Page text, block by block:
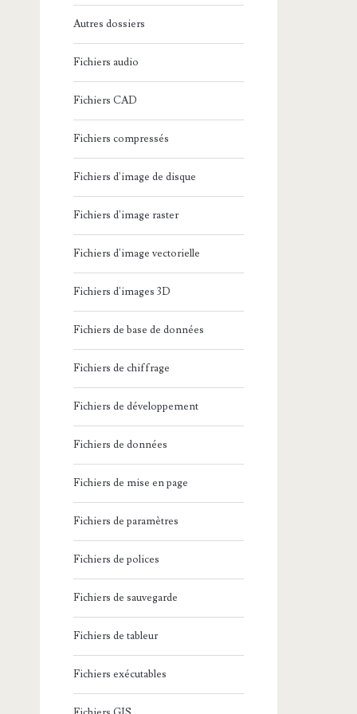
Autres dossiers
Fichiers audio
Fichiers CAD
Fichiers compressés
Fichiers d'image de disque
Fichiers d'image raster
Fichiers d'image vectorielle
Fichiers d'images 3D
Fichiers de base de données
Fichiers de chiffrage
Fichiers de développement
Fichiers de données
Fichiers de mise en page
Fichiers de paramètres
Fichiers de polices
Fichiers de sauvegarde
Fichiers de tableur
Fichiers exécutables